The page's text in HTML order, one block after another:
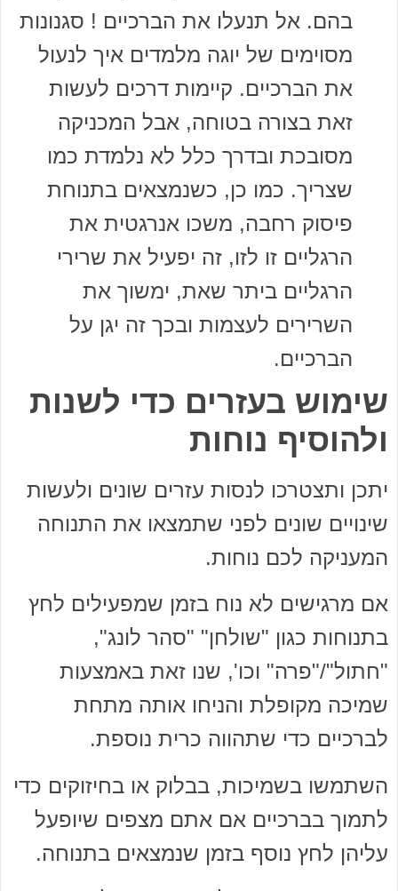
בהם. אל תנעלו את הברכיים ! סגנונות
מסוימים של יוגה מלמדים איך לנעול
את הברכיים. קיימות דרכים לעשות
זאת בצורה בטוחה, אבל המכניקה
מסובכת ובדרך כלל לא נלמדת כמו
שצריך. כמו כן, כשנמצאים בתנוחת
פיסוק רחבה, משכו אנרגטית את
הרגליים זו לזו, זה יפעיל את שרירי
הרגליים ביתר שאת, ימשוך את
השרירים לעצמות ובכך זה יגן על
הברכיים.
שימוש בעזרים כדי לשנות
ולהוסיף נוחות
יתכן ותצטרכו לנסות עזרים שונים ולעשות
שינויים שונים לפני שתמצאו את התנוחה
המעניקה לכם נוחות.
אם מרגישים לא נוח בזמן שמפעילים לחץ
בתנוחות כגון "שולחן" "סהר לונג",
"חתול"/"פרה" וכו', שנו זאת באמצעות
שמיכה מקופלת והניחו אותה מתחת
לברכיים כדי שתהווה כרית נוספת.
השתמשו בשמיכות, בבלוק או בחיזוקים כדי
לתמוך בברכיים אם אתם מצפים שיופעל
עליהן לחץ נוסף בזמן שנמצאים בתנוחה.